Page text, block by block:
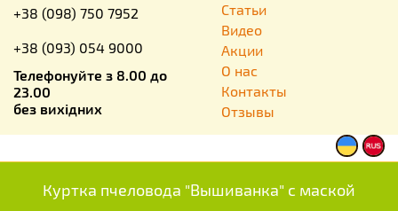
+38 (098) 750 7952
+38 (093) 054 9000
Телефонуйте з 8.00 до
23.00
без вихідних
Статьи
Видео
Акции
О нас
Контакты
Отзывы
Куртка пчеловода "Вышиванка" с маской